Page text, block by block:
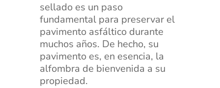
sellado es un paso
fundamental para preservar el
pavimento asfáltico durante
muchos años. De hecho, su
pavimento es, en esencia, la
alfombra de bienvenida a su
propiedad.